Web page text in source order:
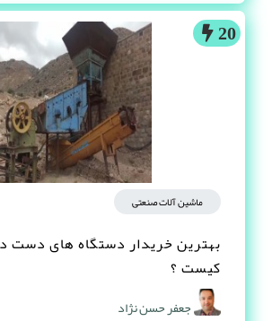
20
ماشین آلات صنعتی
بهترین خریدار دستگاه های دست
کیست ؟
جعفر حسن نژاد